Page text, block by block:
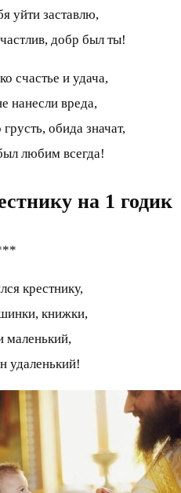
уйти заставлю,
добр был ты!
счастье и удача,
нанесли вреда,
обида значат,
любим всегда!
на 1 годик
крестнику,
книжки,
маленький,
удаленький!